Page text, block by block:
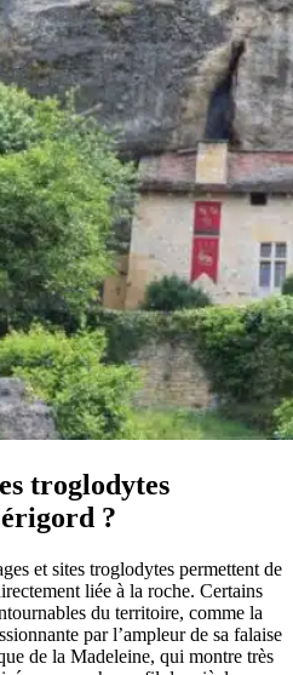
troglodytes
?
et sites troglodytes permettent de
liée à la roche. Certains
du territoire, comme la
par l’ampleur de sa falaise
de la Madeleine, qui montre très